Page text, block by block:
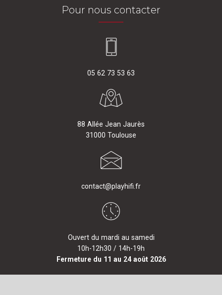
Pour nous contacter
05 62 73 53 63
88 Allée Jean Jaurès
31000 Toulouse
contact@playhifi.fr
Ouvert du mardi au samedi
10h-12h30 / 14h-19h
Fermeture du 11 au 24 août 2026